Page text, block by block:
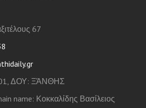
67
ΔΟΥ: ΞΆΝΘΗΣ
name: Κοκκαλίδης Βασίλειος